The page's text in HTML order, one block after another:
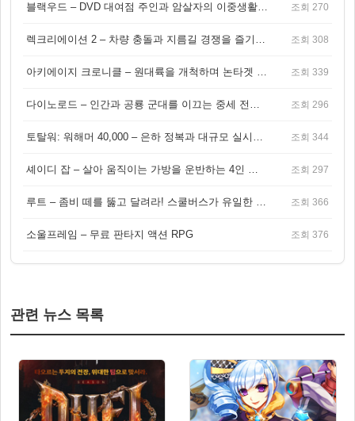
블랙우드 – DVD 대여점 주인과 암살자의 이중생활을 그린 3인칭 액션 스릴러 게임 조회 270
렉크리에이션 2 – 차량 충돌과 지름길 경쟁을 즐기는 오픈월드 아케이드 레이싱 게임 조회 308
아키에이지 크로니클 – 원대륙을 개척하며 논타겟 전투를 즐기는 오픈월드 MMORPG 조회 339
다이노로드 – 인간과 공룡 군대를 이끄는 중세 전략 액션 RPG 조회 296
토탈워: 워해머 40,000 – 은하 정복과 대규모 실시간 전투가 결합된 전략 게임! 조회 344
셰이디 잡 – 살아 움직이는 가방을 운반하는 4인 협동 물리 어드벤처 게임 조회 297
루트 – 좀비 떼를 뚫고 달려라! 스쿨버스가 유일한 집이 되는 4인 협동 생존 게임 조회 366
소울프레임 – 무료 판타지 액션 RPG 조회 376
관련 뉴스 목록